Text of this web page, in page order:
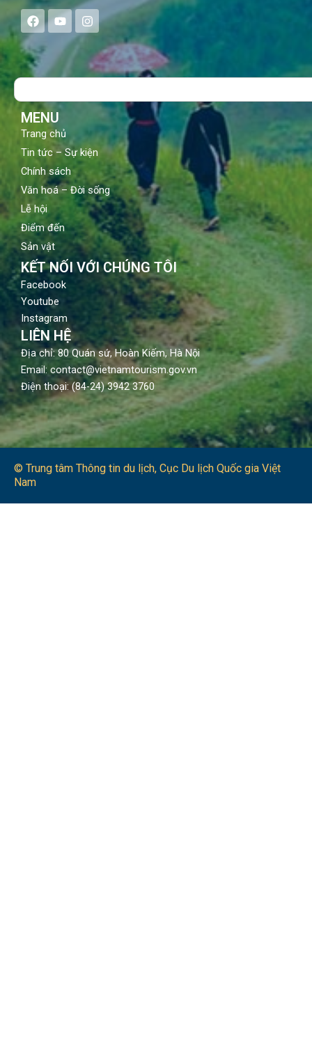
F
a
e
b
o
Y
o
t
u
b
I
n
s
a
g
Search
MENU
Trang chủ
Tin tức – Sự kiện
Chính sách
Văn hoá – Đời sống
Lễ hội
Điểm đến
Sản vật
KẾT NỐI VỚI CHÚNG TÔI
Facebook
Youtube
Instagram
LIÊN HỆ
Địa chỉ: 80 Quán sứ, Hoàn Kiếm, Hà Nội
Email: contact@vietnamtourism.gov.vn
Điện thoại: (84-24) 3942 3760
© Trung tâm Thông tin du lịch​, Cục Du lịch Quốc gia Việt
Nam